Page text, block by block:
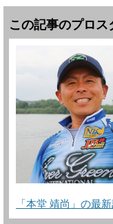
この記事のプロス
「本堂 靖尚」の最